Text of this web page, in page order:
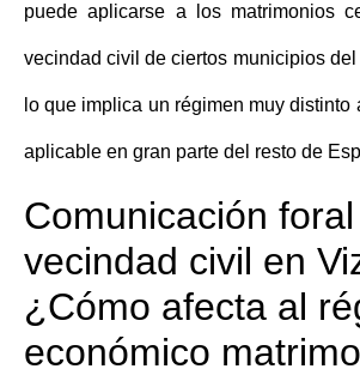
puede aplicarse a los matrimonios
vecindad civil de ciertos municipios del
lo que implica un régimen muy distinto
aplicable en gran parte del resto de
Comunicación
vecindad civil en
¿Cómo afecta al
económico